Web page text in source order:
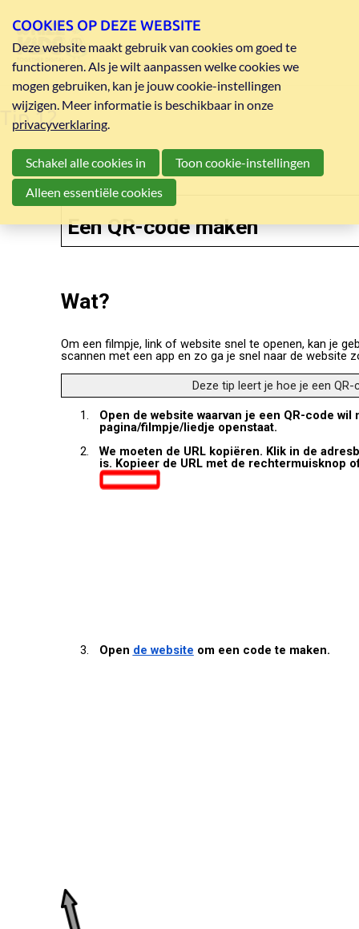
Tip 12
COOKIES OP DEZE WEBSITE
Deze website maakt gebruik van cookies om goed te
functioneren. Als je wilt aanpassen welke cookies we
mogen gebruiken, kan je jouw cookie-instellingen
wijzigen. Meer informatie is beschikbaar in onze
privacyverklaring.
Schakel alle cookies in
Toon cookie-instellingen
Alleen essentiële cookies